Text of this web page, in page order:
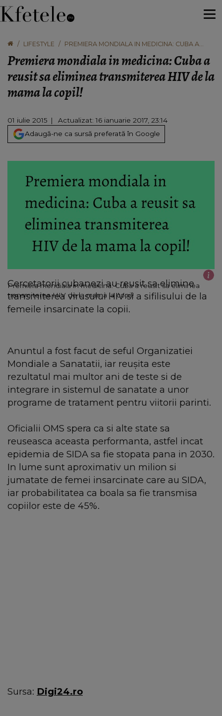
LIFESTYLE
PREMIERA MONDIALA IN MEDICINA: CUBA A
MAMA LA COPIL!
Premiera mondiala in medicina: Cuba a
reusit sa eliminea transmiterea HIV de la
mama la copil!
01 iulie 2015
Actualizat: 16 ianuarie 2017, 23:14
Adaugă-ne ca sursă preferată în Google
Premiera mondiala in medicina: Cuba a reusit sa eliminea
transmiterea HIV de la mama la copil!
Cercetatorii cubanezi au reusit sa elimine
transmiterea virusului HIV si a sifilisului de la
femeile insarcinate la copii.
Anuntul a fost facut de seful Organizatiei
Mondiale a Sanatatii, iar reuşita este
rezultatul mai multor ani de teste si de
integrare in sistemul de sanatate a unor
programe de tratament pentru viitorii parinti.
Oficialii OMS spera ca si alte state sa
reuseasca aceasta performanta, astfel incat
epidemia de SIDA sa fie stopata pana in 2030.
In lume sunt aproximativ un milion si
jumatate de femei insarcinate care au SIDA,
iar probabilitatea ca boala sa fie transmisa
copiilor este de 45%.
Sursa: Digi24.ro